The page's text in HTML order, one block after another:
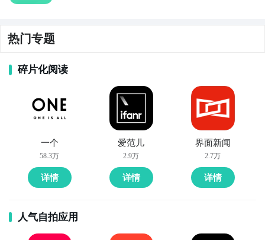
热门专题
碎片化阅读
一个
58.3万
详情
爱范儿
2.9万
详情
界面新闻
2.7万
详情
人气自拍应用